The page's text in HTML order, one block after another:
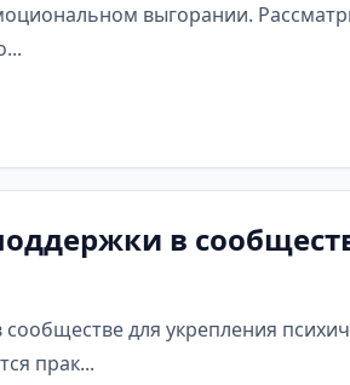
выгорании.
в
для укрепления
прак...